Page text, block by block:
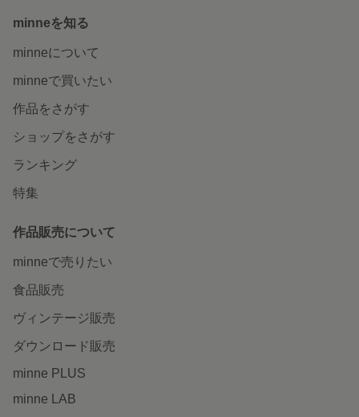
minneを知る
minneについて
minneで買いたい
作品をさがす
ショップをさがす
ランキング
特集
作品販売について
minneで売りたい
食品販売
ヴィンテージ販売
ダウンロード販売
minne PLUS
minne LAB